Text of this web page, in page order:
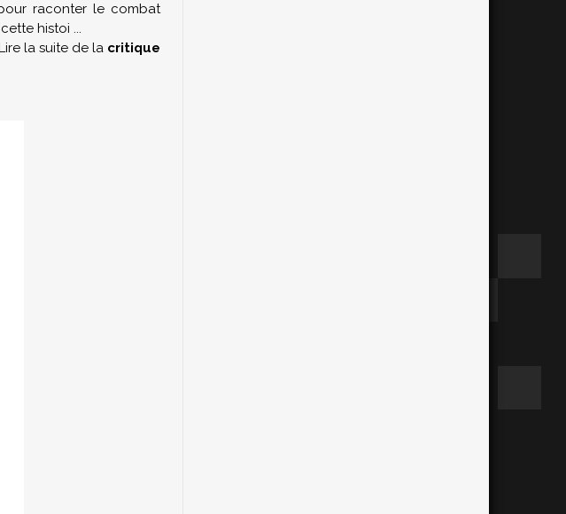
raconter le combat
histoi ...
la suite de la critique